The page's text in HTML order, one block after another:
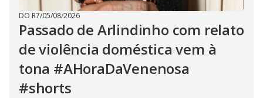
DO R7/05/08/2026
Passado de Arlindinho com relato
de violência doméstica vem à
tona #AHoraDaVenenosa
#shorts